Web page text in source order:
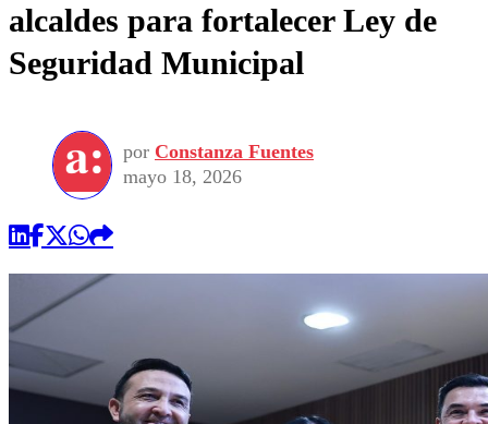
alcaldes para fortalecer Ley de
Seguridad Municipal
por Constanza Fuentes
mayo 18, 2026